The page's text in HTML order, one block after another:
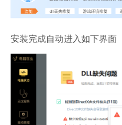
安装完成自动进入如下界面